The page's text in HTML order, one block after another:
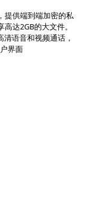
提供端到端加密的私
达2GB的大文件。
语音和视频通话，
界面